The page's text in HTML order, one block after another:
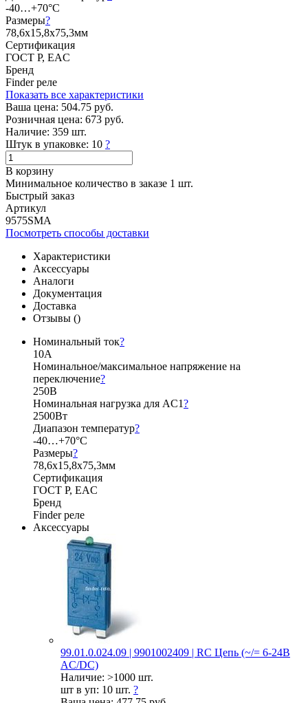
-40…+70°C
Размеры?
78,6x15,8x75,3мм
Сертификация
ГОСТ Р, EAC
Бренд
Finder реле
Показать все характеристики
Ваша цена: 504.75 руб.
Розничная цена: 673 руб.
Наличие: 359 шт.
Штук в упаковке: 10 ?
В корзину
Минимальное количество в заказе 1 шт.
Быстрый заказ
Артикул
9575SMA
Посмотреть способы доставки
Характеристики
Аксессуары
Аналоги
Документация
Доставка
Отзывы ()
Номинальный ток?
10А
Номинальное/максимальное напряжение на
переключение?
250В
Номинальная нагрузка для AC1?
2500Вт
Диапазон температур?
-40…+70°C
Размеры?
78,6x15,8x75,3мм
Сертификация
ГОСТ Р, EAC
Бренд
Finder реле
Аксессуары
99.01.0.024.09 | 9901002409 | RC Цепь (~/= 6-24В
AC/DC)
Наличие: >1000 шт.
шт в уп: 10 шт. ?